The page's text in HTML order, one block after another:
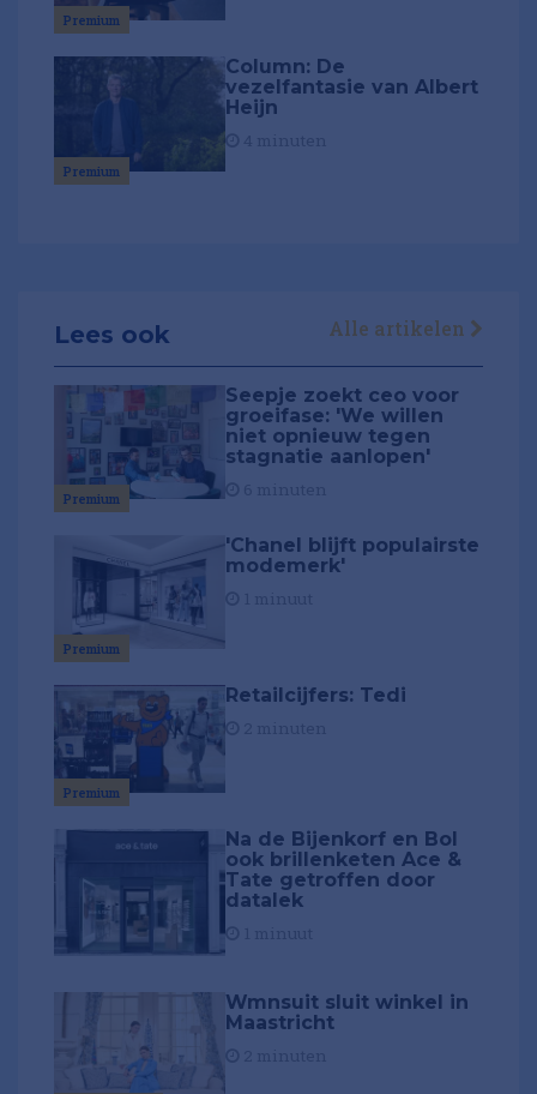
Premium
Premium
Column: De
vezelfantasie van Albert
Heijn
Lees ook Alle artikelen
Premium
Seepje zoekt ceo voor
groeifase: 'We willen
niet opnieuw tegen
stagnatie aanlopen'
Premium
'Chanel blijft populairste
modemerk'
Premium
Retailcijfers: Tedi
Na de Bijenkorf en Bol
ook brillenketen Ace &
Tate getroffen door
datalek
Wmnsuit sluit winkel in
Maastricht